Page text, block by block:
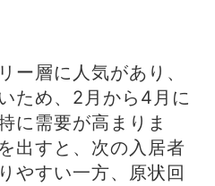
ー層に人気があり、
ため、2月から4月に
に需要が高まりま
出すと、次の入居者
やすい一方、原状回